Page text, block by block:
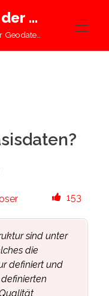
Leitungskataster in der Schweiz
153
sind unter
die
definiert und